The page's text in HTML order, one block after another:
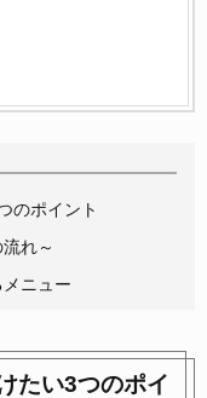
のポイント
れ～
ニュー
たい3つのポイ